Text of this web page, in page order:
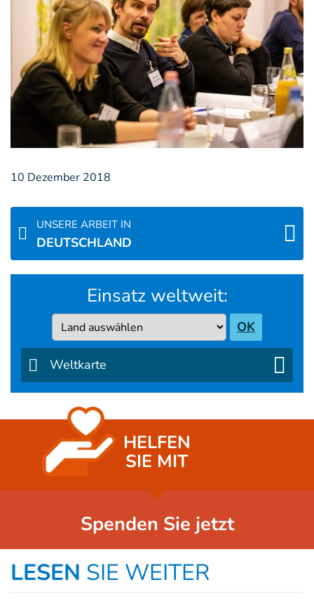
10 Dezember 2018
UNSERE ARBEIT IN
DEUTSCHLAND
Einsatz weltweit:
Country OK
Weltkarte
HELFEN
SIE MIT
Spenden Sie jetzt
LESEN SIE WEITER